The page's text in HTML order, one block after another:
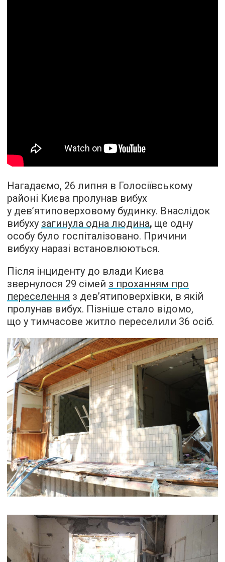
Нагадаємо, 26 липня в Голосіївському
районі Києва пролунав вибух
у дев’ятиповерховому будинку. Внаслідок
вибуху загинула одна людина, ще одну
особу було госпіталізовано. Причини
вибуху наразі встановлюються.
Після інциденту до влади Києва
звернулося 29 сімей з проханням про
переселення з дев’ятиповерхівки, в якій
пролунав вибух. Пізніше стало відомо,
що у тимчасове житло переселили 36 осіб.